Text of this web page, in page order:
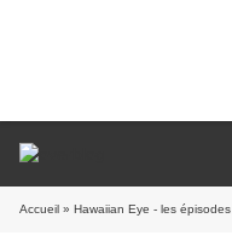
Accueil » Hawaiian Eye - les épisodes